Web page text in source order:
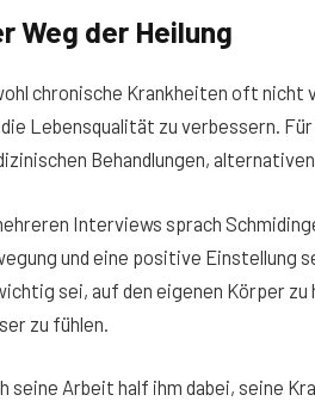
Weg der Heilung
chronische Krankheiten oft nicht
die Lebensqualität zu verbessern.
Behandlungen,
Interviews sprach
und eine positive Einstellung
sei, auf den eigenen Körper
zu fühlen.
seine Arbeit half ihm dabei, seine